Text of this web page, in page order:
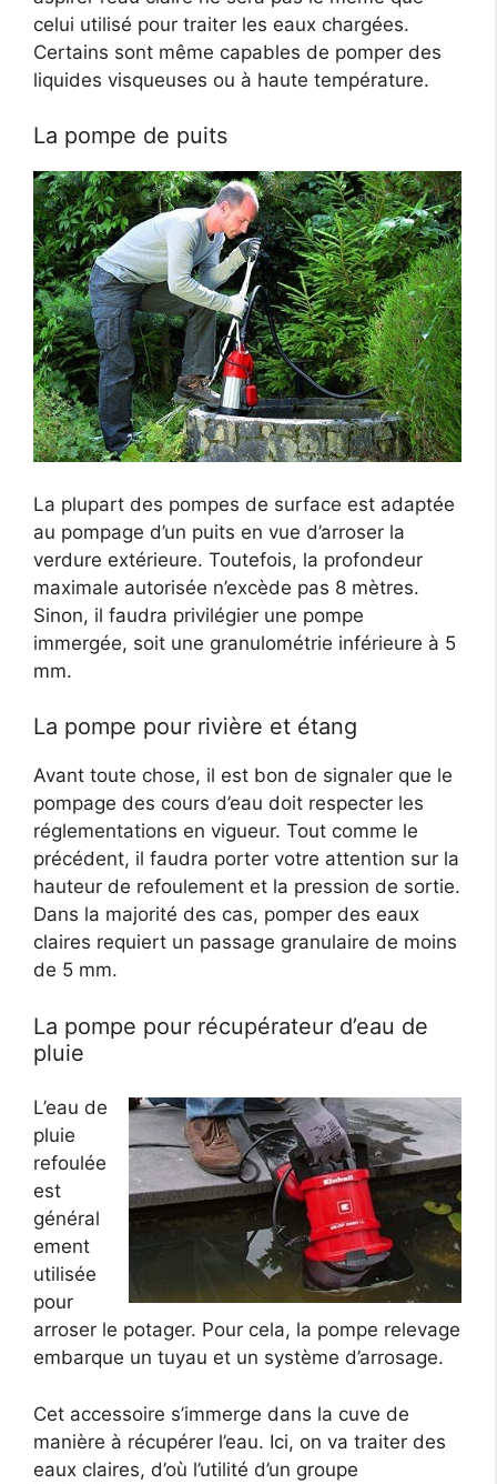
celui utilisé pour traiter les eaux chargées.
Certains sont même capables de pomper des
liquides visqueuses ou à haute température.
La pompe de puits
La plupart des pompes de surface est adaptée
au pompage d’un puits en vue d’arroser la
verdure extérieure. Toutefois, la profondeur
maximale autorisée n’excède pas 8 mètres.
Sinon, il faudra privilégier une pompe
immergée, soit une granulométrie inférieure à 5
mm.
La pompe pour rivière et étang
Avant toute chose, il est bon de signaler que le
pompage des cours d’eau doit respecter les
réglementations en vigueur. Tout comme le
précédent, il faudra porter votre attention sur la
hauteur de refoulement et la pression de sortie.
Dans la majorité des cas, pomper des eaux
claires requiert un passage granulaire de moins
de 5 mm.
La pompe pour récupérateur d’eau de
pluie
L’eau de
pluie
refoulée
est
général
ement
utilisée
pour
arroser le potager. Pour cela, la pompe relevage
embarque un tuyau et un système d’arrosage.
Cet accessoire s’immerge dans la cuve de
manière à récupérer l’eau. Ici, on va traiter des
eaux claires, d’où l’utilité d’un groupe